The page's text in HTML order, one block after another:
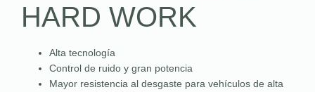
HARD WORK
Alta tecnología
Control de ruido y gran potencia
Mayor resistencia al desgaste para vehículos de alta